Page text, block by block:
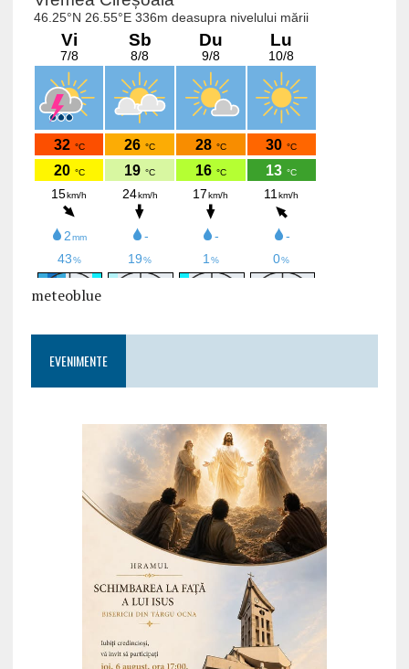
meteoblue
EVENIMENTE